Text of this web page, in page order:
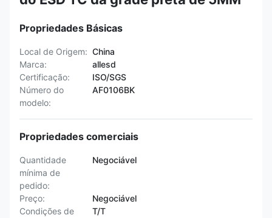
Propriedades Básicas
Local de Origem: China
Marca:
allesd
Certificação:
ISO/SGS
Número do
modelo:
AF0106BK
Propriedades comerciais
Quantidade
mínima de
pedido:
Negociável
Preço:
Negociável
Condições de
T/T